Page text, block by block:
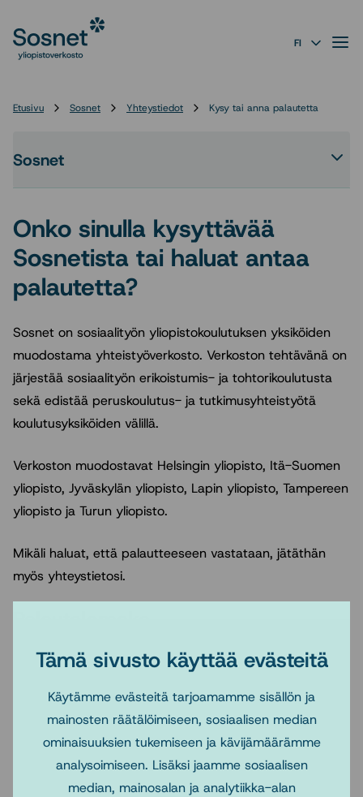
Tämä sivusto käyttää evästeitä
Käytämme evästeitä tarjoamamme sisällön ja
mainosten räätälöimiseen, sosiaalisen median
ominaisuuksien tukemiseen ja kävijämäärämme
analysoimiseen. Lisäksi jaamme sosiaalisen
median, mainosalan ja analytiikka-alan
suoraan
sisältöön
FI
Etusivu Sosnet Yhteystiedot Kysy tai anna palautetta
Sosnet
tai
Onko sinulla kysyttävää
Sosnetista tai haluat antaa
palautetta?
Sosnet on sosiaalityön yliopistokoulutuksen yksiköiden
muodostama yhteistyöverkosto. Verkoston tehtävänä on
järjestää sosiaalityön erikoistumis- ja tohtorikoulutusta
sekä edistää peruskoulutus- ja tutkimusyhteistyötä
koulutusyksiköiden välillä.
Verkoston muodostavat Helsingin yliopisto, Itä-Suomen
yliopisto, Jyväskylän yliopisto, Lapin yliopisto, Tampereen
yliopisto ja Turun yliopisto.
Mikäli haluat, että palautteeseen vastataan, jätäthän
myös yhteystietosi.
Puhelinnumero tai sähköpostiosoite